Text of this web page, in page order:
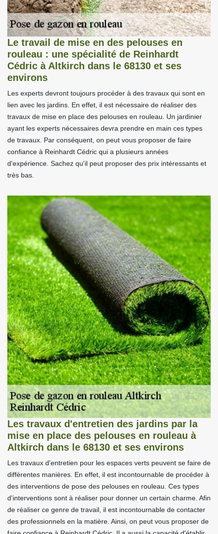
Le travail de mise en des pelouses en
rouleau : une spécialité de Reinhardt
Cédric à Altkirch dans le 68130 et ses
environs
Les experts devront toujours procéder à des travaux qui sont en
lien avec les jardins. En effet, il est nécessaire de réaliser des
travaux de mise en place des pelouses en rouleau. Un jardinier
ayant les experts nécessaires devra prendre en main ces types
de travaux. Par conséquent, on peut vous proposer de faire
confiance à Reinhardt Cédric qui a plusieurs années
d'expérience. Sachez qu'il peut proposer des prix intéressants et
très bas.
Les travaux d'entretien des jardins par la
mise en place des pelouses en rouleau à
Altkirch dans le 68130 et ses environs
Les travaux d'entretien pour les espaces verts peuvent se faire de
différentes manières. En effet, il est incontournable de procéder à
des interventions de pose des pelouses en rouleau. Ces types
d'interventions sont à réaliser pour donner un certain charme. Afin
de réaliser ce genre de travail, il est incontournable de contacter
des professionnels en la matière. Ainsi, on peut vous proposer de